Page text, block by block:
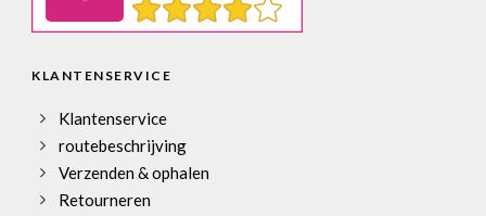
KLANTENSERVICE
Klantenservice
routebeschrijving
Verzenden & ophalen
Retourneren